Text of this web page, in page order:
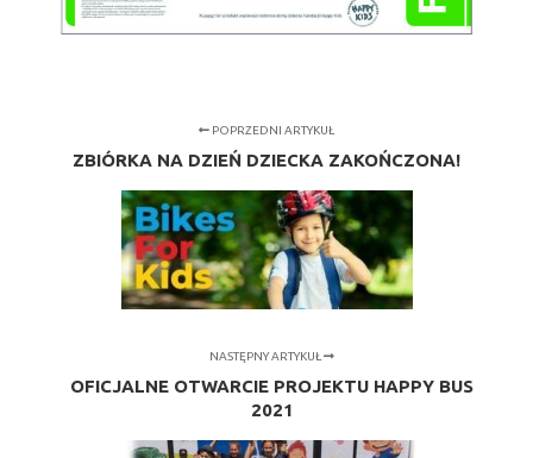
POPRZEDNI ARTYKUŁ
ZBIÓRKA NA DZIEŃ DZIECKA ZAKOŃCZONA!
NASTĘPNY ARTYKUŁ
OFICJALNE OTWARCIE PROJEKTU HAPPY BUS
2021